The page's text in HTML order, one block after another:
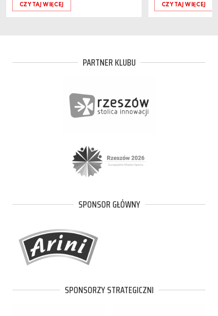
CZYTAJ WIĘCEJ CZYTAJ WIĘCEJ
PARTNER KLUBU
SPONSOR GŁÓWNY
SPONSORZY STRATEGICZNI